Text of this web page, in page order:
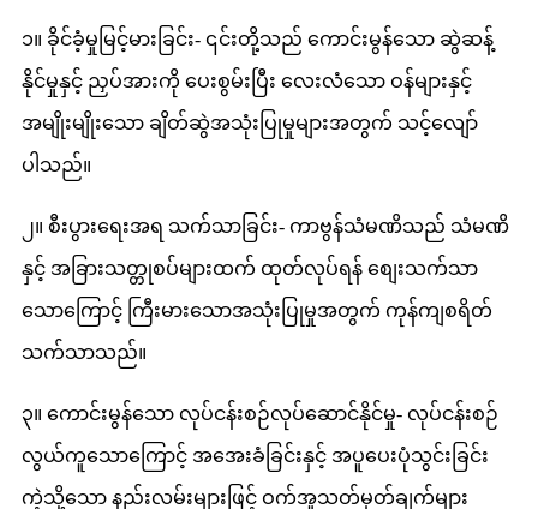
၁။ ခိုင်ခံ့မှုမြင့်မားခြင်း- ၎င်းတို့သည် ကောင်းမွန်သော ဆွဲဆန့်
နိုင်မှုနှင့် ညှပ်အားကို ပေးစွမ်းပြီး လေးလံသော ဝန်များနှင့်
အမျိုးမျိုးသော ချိတ်ဆွဲအသုံးပြုမှုများအတွက် သင့်လျော်
ပါသည်။
၂။ စီးပွားရေးအရ သက်သာခြင်း- ကာဗွန်သံမဏိသည် သံမဏိ
နှင့် အခြားသတ္တုစပ်များထက် ထုတ်လုပ်ရန် စျေးသက်သာ
သောကြောင့် ကြီးမားသောအသုံးပြုမှုအတွက် ကုန်ကျစရိတ်
သက်သာသည်။
၃။ ကောင်းမွန်သော လုပ်ငန်းစဉ်လုပ်ဆောင်နိုင်မှု- လုပ်ငန်းစဉ်
လွယ်ကူသောကြောင့် အအေးခံခြင်းနှင့် အပူပေးပုံသွင်းခြင်း
ကဲ့သို့သော နည်းလမ်းများဖြင့် ဝက်အူသတ်မှတ်ချက်များ